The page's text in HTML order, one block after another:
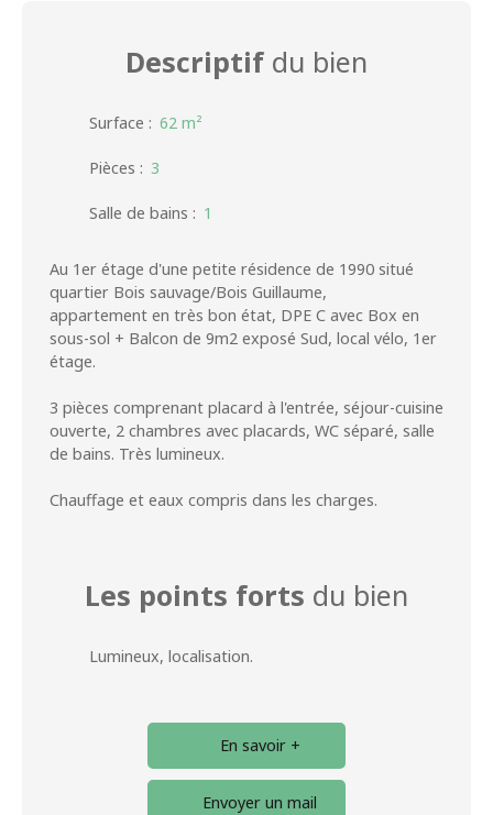
Descriptif du bien
Surface : 62 m²
Pièces : 3
Salle de bains : 1
Au 1er étage d'une petite résidence de 1990 situé
quartier Bois sauvage/Bois Guillaume,
appartement en très bon état, DPE C avec Box en
sous-sol + Balcon de 9m2 exposé Sud, local vélo, 1er
étage.
3 pièces comprenant placard à l'entrée, séjour-cuisine
ouverte, 2 chambres avec placards, WC séparé, salle
de bains. Très lumineux.
Chauffage et eaux compris dans les charges.
Les points forts du bien
Lumineux, localisation.
En savoir +
Envoyer un mail